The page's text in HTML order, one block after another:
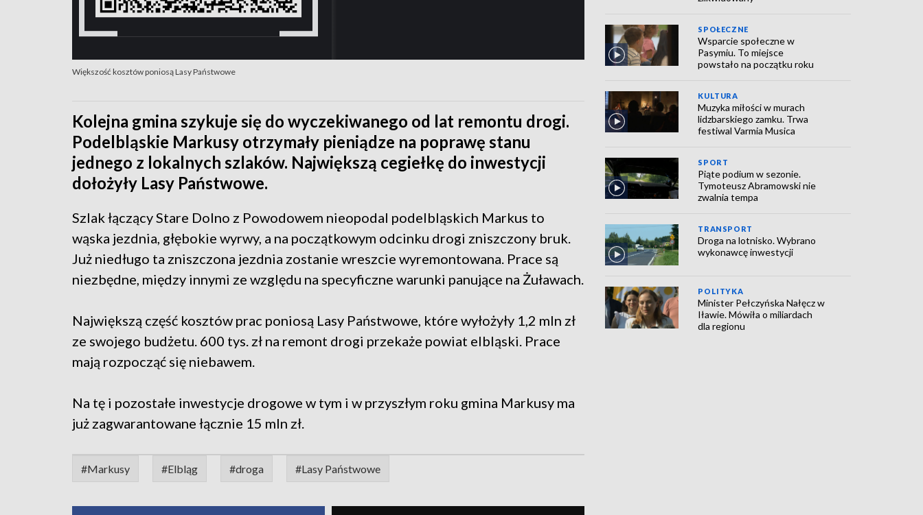
Większość kosztów poniosą Lasy Państwowe
Kolejna gmina szykuje się do wyczekiwanego od lat remontu drogi.
Podelbląskie Markusy otrzymały pieniądze na poprawę stanu
jednego z lokalnych szlaków. Największą cegiełkę do inwestycji
dołożyły Lasy Państwowe.
Szlak łączący Stare Dolno z Powodowem nieopodal podelbląskich Markus to
wąska jezdnia, głębokie wyrwy, a na początkowym odcinku drogi zniszczony bruk.
Już niedługo ta zniszczona jezdnia zostanie wreszcie wyremontowana. Prace są
niezbędne, między innymi ze względu na specyficzne warunki panujące na Żuławach.
Największą część kosztów prac poniosą Lasy Państwowe, które wyłożyły 1,2 mln zł
ze swojego budżetu. 600 tys. zł na remont drogi przekaże powiat elbląski. Prace
mają rozpocząć się niebawem.
Na tę i pozostałe inwestycje drogowe w tym i w przyszłym roku gmina Markusy ma
już zagwarantowane łącznie 15 mln zł.
#Markusy #Elbląg #droga #Lasy Państwowe
SPOŁECZNE
Wsparcie społeczne w
Pasymiu. To miejsce
powstało na początku roku
KULTURA
Muzyka miłości w murach
lidzbarskiego zamku. Trwa
festiwal Varmia Musica
SPORT
Piąte podium w sezonie.
Tymoteusz Abramowski nie
zwalnia tempa
TRANSPORT
Droga na lotnisko. Wybrano
wykonawcę inwestycji
POLITYKA
Minister Pełczyńska Nałęcz w
Iławie. Mówiła o miliardach
dla regionu